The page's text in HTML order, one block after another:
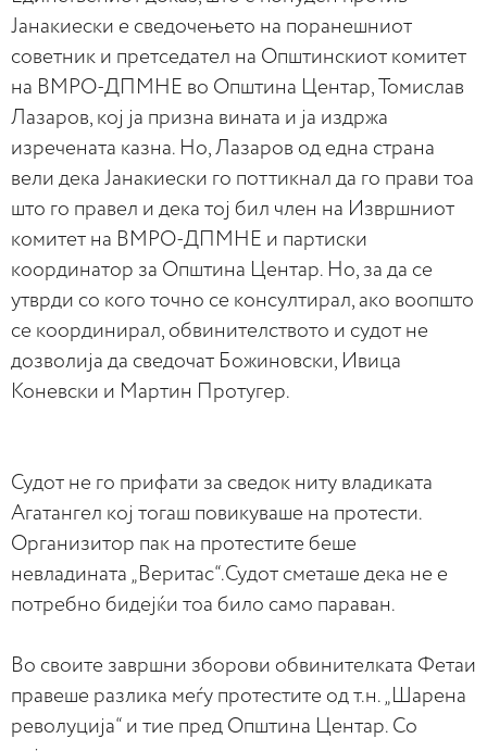
Јанакиески е сведочењето на поранешниот
советник и претседател на Општинскиот комитет
на ВМРО-ДПМНЕ во Општина Центар, Томислав
Лазаров, кој ја призна вината и ја издржа
изречената казна. Но, Лазаров од една страна
вели дека Јанакиески го поттикнал да го прави тоа
што го правел и дека тој бил член на Извршниот
комитет на ВМРО-ДПМНЕ и партиски
координатор за Општина Центар. Но, за да се
утврди со кого точно се консултирал, ако воопшто
се координирал, обвинителството и судот не
дозволија да сведочат Божиновски, Ивица
Коневски и Мартин Протугер.
Судот не го прифати за сведок ниту владиката
Агатангел кој тогаш повикуваше на протести.
Организитор пак на протестите беше
невладината „Веритас“.Судот сметаше дека не е
потребно бидејќи тоа било само параван.
Во своите завршни зборови обвинителката Фетаи
правеше разлика меѓу протестите од т.н. „Шарена
револуција“ и тие пред Општина Центар. Со